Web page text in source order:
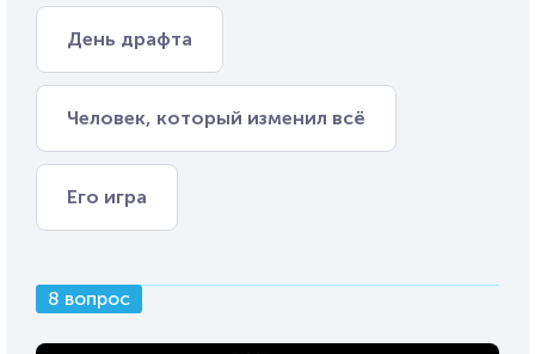
День драфта
Человек, который изменил всё
Его игра
8 вопрос